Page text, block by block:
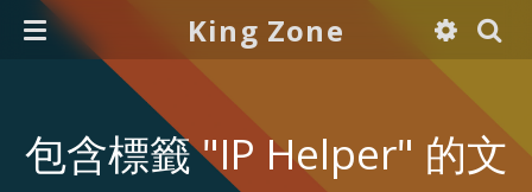
King Zone
包含標籤 "IP Helper" 的文